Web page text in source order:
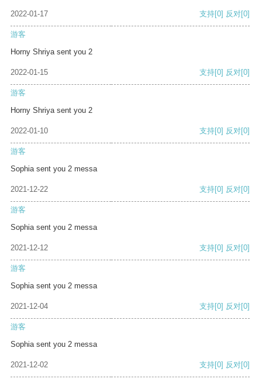
2022-01-17 支持[0] 反对[0]
游客
Horny Shriya sent you 2
2022-01-15 支持[0] 反对[0]
游客
Horny Shriya sent you 2
2022-01-10 支持[0] 反对[0]
游客
Sophia sent you 2 messa
2021-12-22 支持[0] 反对[0]
游客
Sophia sent you 2 messa
2021-12-12 支持[0] 反对[0]
游客
Sophia sent you 2 messa
2021-12-04 支持[0] 反对[0]
游客
Sophia sent you 2 messa
2021-12-02 支持[0] 反对[0]